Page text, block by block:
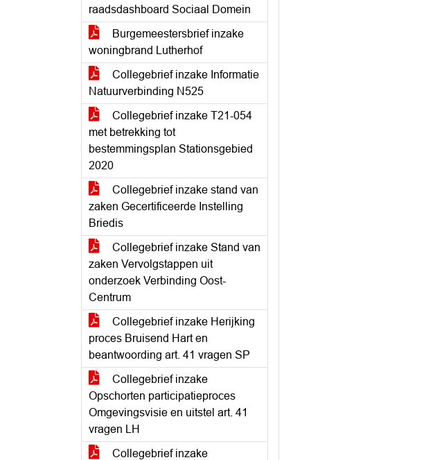
raadsdashboard Sociaal Domein
Burgemeestersbrief inzake
woningbrand Lutherhof
Collegebrief inzake Informatie
Natuurverbinding N525
Collegebrief inzake T21-054
met betrekking tot
bestemmingsplan Stationsgebied
2020
Collegebrief inzake stand van
zaken Gecertificeerde Instelling
Briedis
Collegebrief inzake Stand van
zaken Vervolgstappen uit
onderzoek Verbinding Oost-
Centrum
Collegebrief inzake Herijking
proces Bruisend Hart en
beantwoording art. 41 vragen SP
Collegebrief inzake
Opschorten participatieproces
Omgevingsvisie en uitstel art. 41
vragen LH
Collegebrief inzake